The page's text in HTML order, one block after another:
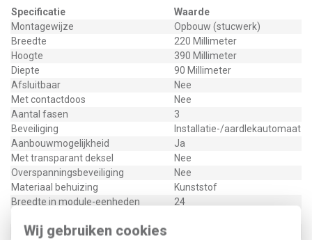
Wij gebruiken cookies
Specificatie
Waarde
Montagewijze
Opbouw (stucwerk)
Breedte
220 Millimeter
Hoogte
390 Millimeter
Diepte
90 Millimeter
Afsluitbaar
Nee
Met contactdoos
Nee
Aantal fasen
3
Beveiliging
Installatie-/aardlekautomaat
Aanbouwmogelijkheid
Ja
Met transparant deksel
Nee
Overspanningsbeveiliging
Nee
Materiaal behuizing
Kunststof
Breedte in module-eenheden
24
Beschermingsgraad (IP)